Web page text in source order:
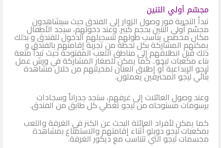
مجسّم أولي التنين
تبدأ التجربة فور وصول الزوار إلى الفندق حيث سيشاهدون
مجسّم أولي التنين بحجم كبير. وعند دخولهم، سيجد الأطفال
مكان مخصص يناسب طولهم لتسجيلهم الدخول للفندق و بذلك
يمكنهم المشاركة بكل لحظة من تجربة إقامتهم بالفندق و
ذلك قبل انطلاقهم إلى مناطق اللعب المفتوحة حيث تبدأ متعة
بناء مكعبات ليجو.. كما يمكن للصغار المشاركة في ورش عمل
ليجو الإبداعية أو إطلاق العنان لمخيلتهم من خلال مشاهدة
بنّائي ليجو المحترفين يعملون.
وعند وصول العائلات إلى غرفهم، ستجد جدراناً وسجادات
برسومات مستوحاه من ليجو تغطي كل طابق من الفندق.
كما يمكن لأفراد العائلة البحث عن الكنز في الغرفة واللعب
بمكعبات ليجو دوبلو أثناء إقامتهم والاستمتاع بمشاهدة
مجسمات ليجو التي تتناسب مع ديكور الغرفة.